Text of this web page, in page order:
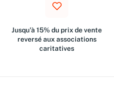
Jusqu'à 15% du prix de vente
reversé aux associations
caritatives